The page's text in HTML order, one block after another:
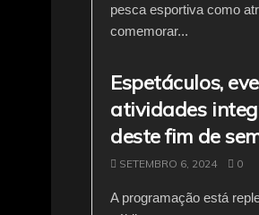
pesca esportiva como
comemorar...
Espetáculos,
atividades
deste fim de
SETEMBRO 6, 2024 0
A programação está